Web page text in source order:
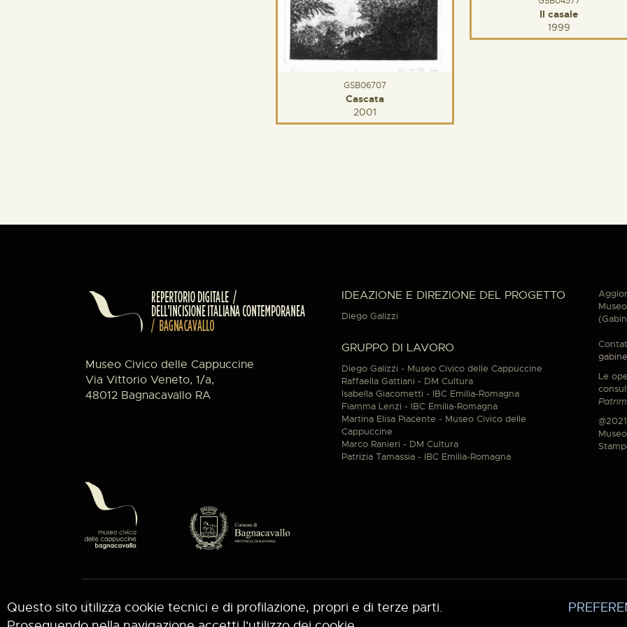
Il casale
1999
GSB06707
Cascata
2001
Museo Civico delle Cappuccine
Via Vittorio Veneto, 1/a,
48012 Bagnacavallo RA
IDEAZIONE E DIREZIONE DEL PROGETTO
Diego Galizzi
GRUPPO DI LAVORO
Diego Galizzi - Museo Civico delle Cappuccine
Raffaella Gattiani - DM Cultura
Isabella Giacometti - IBC Emilia-Romagna
Fiamma Lenzi - IBC Emilia-Romagna
Martina Elisa Piacente - Museo Civico delle
Cappuccine
Marco Ranieri - DM Cultura
Patrizia Tamassia - IBC Emilia-Romagna
Le
Questo sito utilizza cookie tecnici e di profilazione, propri e di terze parti.